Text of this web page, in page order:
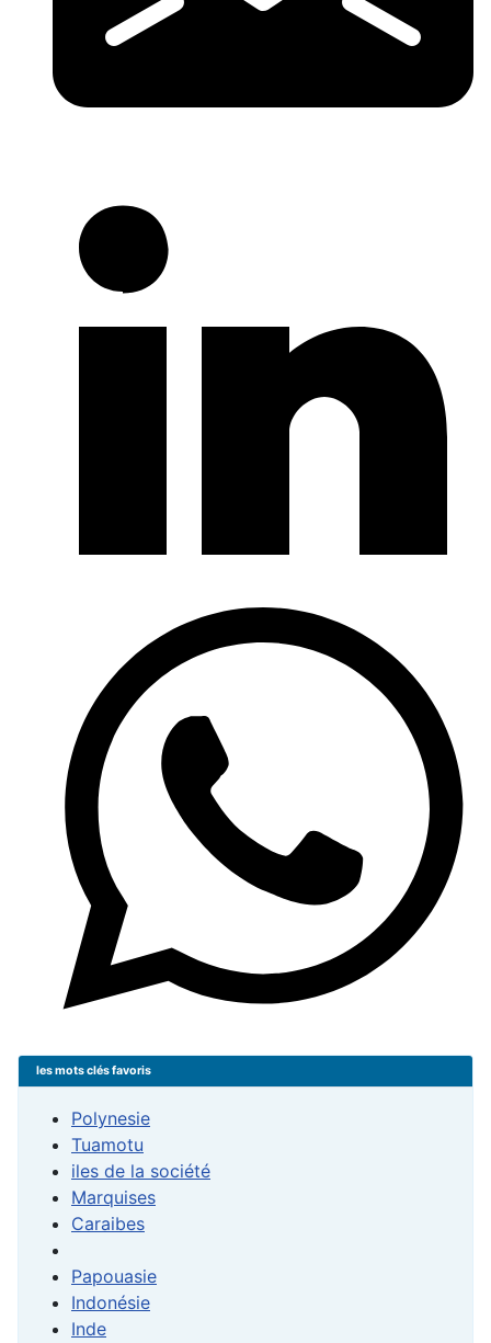
les mots clés favoris
Polynesie
Tuamotu
iles de la société
Marquises
Caraibes
Papouasie
Indonésie
Inde